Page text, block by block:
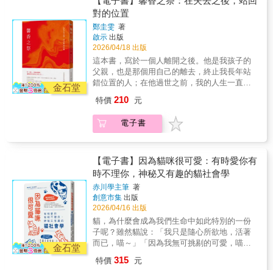
檢查清單，將能幫助你練習逐一解析資訊，內
化成自然反應。▍背景知識：深入探討2大心理
偏誤——明明是錯誤資訊，為什麼我們還是選
擇相信？▍實務指南：攀爬「誤判階梯」的5個
分析步驟——查證事實僅僅只是第一步？如何
保護自己不受騙上當？▍解決方案：從個人到
整個社會，培養思辨能力的13種方法——要在
充斥謬誤與謊言的世界保持清醒，我們可以怎
麼做？❈ ❈ ❈【各界名家好評如潮】【芝加
家】拉古拉姆．拉詹【《金融時報》總編輯、
《穀倉效應》作者】吉蓮．邰蒂【《這個世界
運作的真相》、《數字裡的真相》作者】瓦茲
《零阻力改變》作者】凱蒂．米爾克曼【英國
央行前首席經濟學家】安迪．霍爾丹【全民查
假會社總編審】陳秀鳳【台灣事實查核中心總
編輯】陳偉婷【TNL Mediagene關鍵評論網媒
體集團共同創辦人及內容長】楊士範
【MyGoPen總編審】葉子揚【國立中正大學傳
播學系教授】管中祥洞悉真相 ●中文推薦人依
姓名筆畫序排列❈ ❈ ❈「這是一本精采的好
到合理趨近真相的方法。在這個令人困惑的世
哲學講座及線上課程，跟著古典哲學大師們一
起探討人生切身的大小問題。◎本書精選與時
代背景有關或對西洋哲學有深遠影響的理論，
讀者可一併了解西方哲學的傳統，如哲學的起
源、理想主義和現實主義、一元論和二元論
等，以及古希臘和中世紀的思想基礎差異。◎
除了介紹哲學家生平及理論核心，也描述哲學
家和時代的交互影響，以及〈雅典學院〉中的
程⋯⋯成功結合哲學、歷史和藝術。
果你正在承擔一個其實可以放下的位置，如果
你在失去之後發現自己被迫停下來，這本書或
許能陪你——站回神面前的自己。這本書，不
是為了曾經的伴侶離世有多痛而寫。而是記錄
在他離開的一刻起，人生被迫重新開始、被迫
調整順序與抉擇的歷程。死亡是強制停止，對
死者、對生者，都是如此。從婚姻的合分、與
兒子從陌路到成為朋友，以及與神、與人、與
自己的和好，Amber獻上那些曾經站錯的位
中終於明白，「回家」才是真正走過的路。孩
子的父親離世後，Amber第一次發現自己無法
再站在前面——不論是家庭或職場——替所有
直到重新站在一個真正屬於自己的位置上。放
下不是自己的責任、放下不再適合的角色、不
再急著回答別人的問題，也不再急著替自己找
方向。在家庭，在職場，都是如此。如果你正
承擔一個早已耗盡你的角色，如果你在關係、
工作或人生裡，發現自己站得太前面了，也許
你會在書中的某一頁發現——原來自己是可以
坐下來，欣賞自己和他人。這本書，可以陪你
金石堂
對的位置
鄭圭雯 著
啟示 出版
2026/04/18 出版
這本書，寫於一個人離開之後。他是我孩子的
父親，也是那個用自己的離去，終止我長年站
錯位置的人；在他過世之前，我的人生一直向
是在工作、關係，還是信仰裡；我以為，只要
夠努力，就能把一切維持好——直到他離世。
他的離去沒有給我答案，卻終止了我在所有關
拒絕，而是為了誠實、讓愛有呼吸的空間。如
果你正在承擔一個其實可以放下的位置，如果
你在失去之後發現自己被迫停下來，這本書或
許能陪你——站回神面前的自己。這本書，不
是為了曾經的伴侶離世有多痛而寫。而是記錄
在他離開的一刻起，人生被迫重新開始、被迫
調整順序與抉擇的歷程。死亡是強制停止，對
死者、對生者，都是如此。從婚姻的合分、與
兒子從陌路到成為朋友，以及與神、與人、與
自己的和好，Amber獻上那些曾經站錯的位
特價 210 元
電子書
金石堂
【電子書】因為貓咪很可愛：有時愛你有
時不理你，神秘又有趣的貓社會學
赤川學主筆 著
創意市集 出版
2026/04/16 出版
貓，為什麼會成為我們生命中如此特別的一份
子呢？雖然貓說：「我只是隨心所欲地，活著
而已，喵～」「因為我無可挑剔的可愛，喵
中，現代關係更加緊密。 貓咪社會學，開課
特價 315 元